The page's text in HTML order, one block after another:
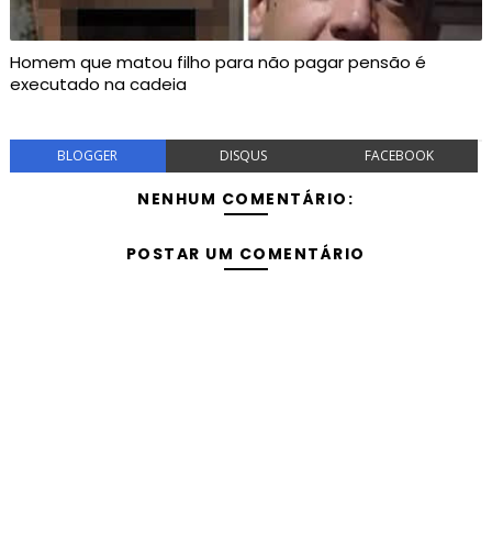
Homem que matou filho para não pagar pensão é
executado na cadeia
BLOGGER DISQUS FACEBOOK
NENHUM COMENTÁRIO:
POSTAR UM COMENTÁRIO